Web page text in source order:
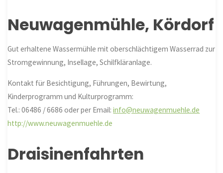
Neuwagenmühle, Kördorf
Gut erhaltene Wassermühle mit oberschlächtigem Wasserrad zur
Stromgewinnung, Insellage, Schilfkläranlage.
Kontakt für Besichtigung, Führungen, Bewirtung,
Kinderprogramm und Kulturprogramm:
Tel.: 06486 / 6686 oder per Email:info@neuwagenmuehle.de
http://www.neuwagenmuehle.de
Draisinenfahrten